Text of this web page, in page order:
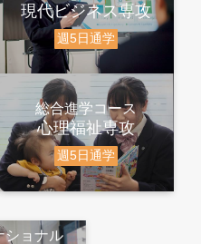
現代ビジネス専攻
週5日通学
総合進学コース
心理福祉専攻
週5日通学
ショナル